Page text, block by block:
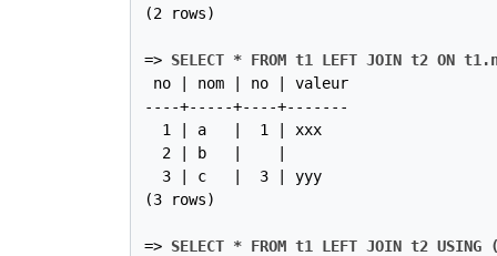
(2 rows)
=> SELECT * FROM t1 LEFT JOIN t2 ON
no | nom | no | valeur
----+-----+----+-------
  1 | a   |  1 | xxx
  2 | b   |    |
  3 | c   |  3 | yyy
(3 rows)
=> SELECT * FROM t1 LEFT JOIN t2